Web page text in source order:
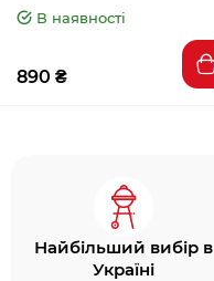
В наявності
890 ₴
Найбільший вибір в
Україні